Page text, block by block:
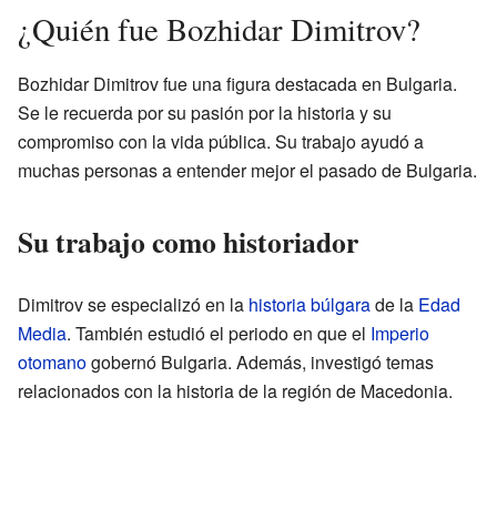
¿Quién fue Bozhidar Dimitrov?
Bozhidar Dimitrov fue una figura destacada en Bulgaria.
Se le recuerda por su pasión por la historia y su
compromiso con la vida pública. Su trabajo ayudó a
muchas personas a entender mejor el pasado de Bulgaria.
Su trabajo como historiador
Dimitrov se especializó en la historia búlgarade la Edad
Media. También estudió el periodo en que el Imperio
otomanogobernó Bulgaria. Además, investigó temas
relacionados con la historia de la región de Macedonia.